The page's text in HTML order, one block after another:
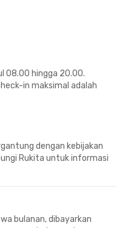
08.00 hingga 20.00.
in maksimal adalah
dengan kebijakan
Rukita untuk informasi
bulanan, dibayarkan